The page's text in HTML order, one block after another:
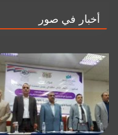
أخبار في صور